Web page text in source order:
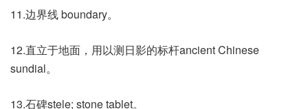
11.边界线 boundary。
12.直立于地面，用以测日影的标杆ancient Chinese
sundial。
13.石碑stele; stone tablet。